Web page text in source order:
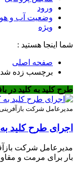
ورود
وضعیت آب و هوا
ویژه
شما اینجا هستید :
صفحه اصلی
برچسب زده
طرح کلید به کلید
مدیرعامل شرکت
اجرای طرح کلید
بار برای مرمت و مقاوم‌سازی واحدهای مسکونی معادل